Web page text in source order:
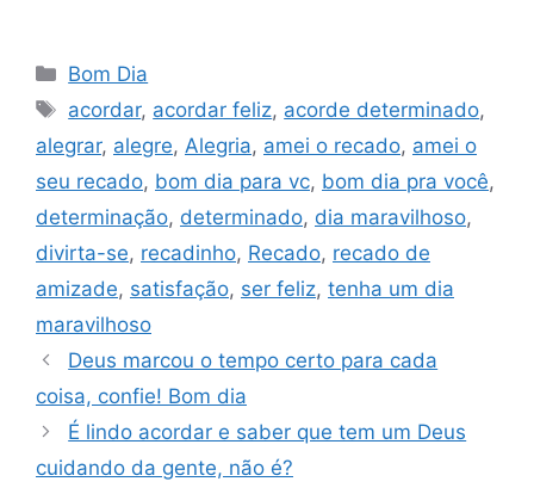
Categorias
Bom Dia
Tags
acordar, acordar feliz, acorde determinado,
alegrar, alegre, Alegria, amei o recado, amei o
seu recado, bom dia para vc, bom dia pra você,
determinação, determinado, dia maravilhoso,
divirta-se, recadinho, Recado, recado de
amizade, satisfação, ser feliz, tenha um dia
maravilhoso
Deus marcou o tempo certo para cada
coisa, confie! Bom dia
É lindo acordar e saber que tem um Deus
cuidando da gente, não é?